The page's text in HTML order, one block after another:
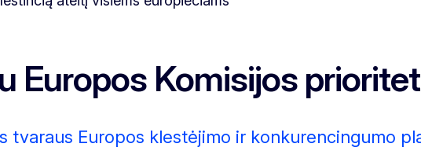
Europos Komisijos
tvaraus Europos klestėjimo ir konkurencingumo